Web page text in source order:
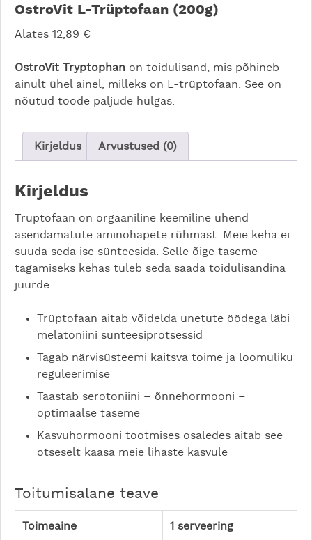
OstroVit L-Trüptofaan (200g)
Alates 12,89 €
OstroVit Tryptophan on toidulisand, mis põhineb
ainult ühel ainel, milleks on L-trüptofaan. See on
nõutud toode paljude hulgas.
Kirjeldus Arvustused (0)
Kirjeldus
Trüptofaan on orgaaniline keemiline ühend
asendamatute aminohapete rühmast. Meie keha ei
suuda seda ise sünteesida. Selle õige taseme
tagamiseks kehas tuleb seda saada toidulisandina
juurde.
Trüptofaan aitab võidelda unetute öödega läbi
melatoniini sünteesiprotsessid
Tagab närvisüsteemi kaitsva toime ja loomuliku
reguleerimise
Taastab serotoniini – õnnehormooni –
optimaalse taseme
Kasvuhormooni tootmises osaledes aitab see
otseselt kaasa meie lihaste kasvule
Toitumisalane teave
Toimeaine 1 serveering